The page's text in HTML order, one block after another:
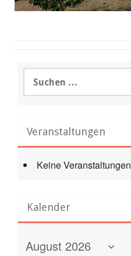
nach:
Veranstaltungen
Keine Veranstaltungen
Kalender